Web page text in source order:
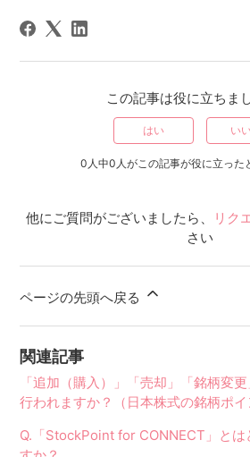
この記事は役に立ちま
はい い
0人中0人がこの記事が役に立った
他にご質問がございましたら、 リク
さい
ページの先頭へ戻る
関連記事
「追加（購入）」「売却」「銘柄変
行われますか？（日本株式の銘柄ポイ
Q.「StockPoint for CONNECT」とは